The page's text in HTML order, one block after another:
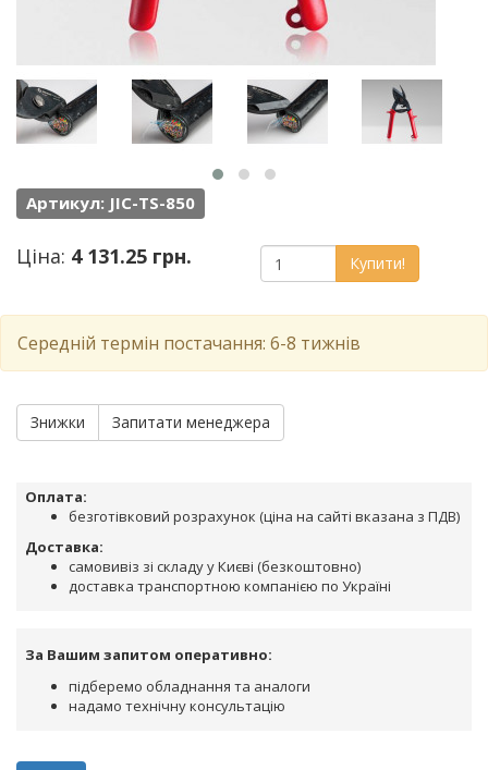
Артикул: JIC-TS-850
Ціна: 4 131.25 грн. Купити!
Середній термін постачання: 6-8 тижнів
Знижки Запитати менеджера
Оплата:
безготівковий розрахунок (ціна на сайті вказана з ПДВ)
Доставка:
самовивіз зі складу у Києві (безкоштовно)
доставка транспортною компанією по Україні
За Вашим запитом оперативно:
підберемо обладнання та аналоги
надамо технічну консультацію